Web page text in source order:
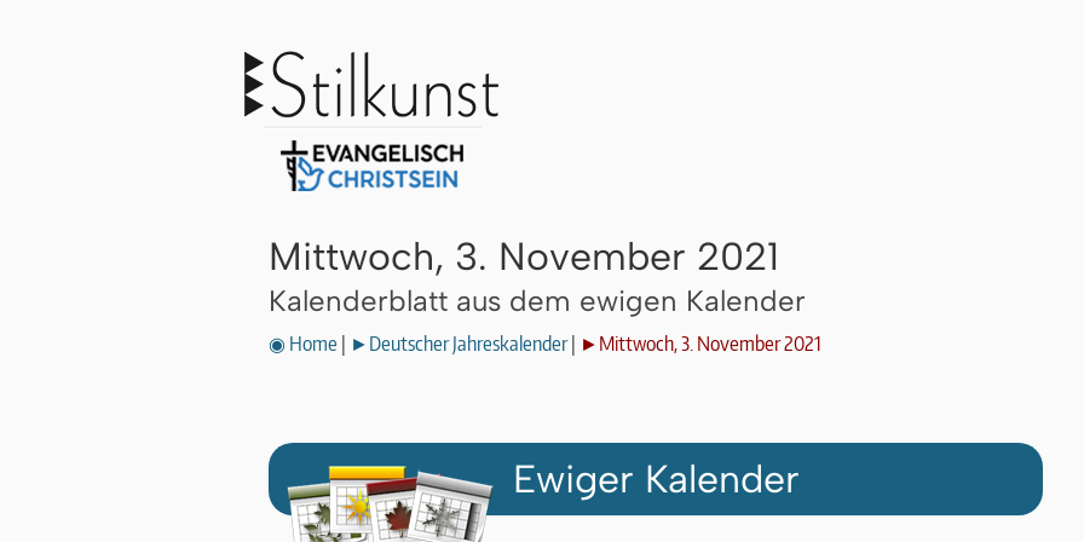
Mittwoch, 3. November 2021
Kalenderblatt aus dem ewigen Kalender
◉ Home ►Deutscher Jahreskalender| ►Mittwoch, 3. November 2021
Ewiger Kalender